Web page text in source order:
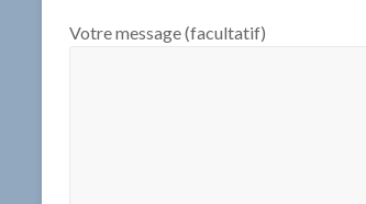
Votre message (facultatif)